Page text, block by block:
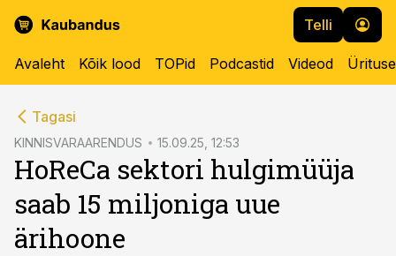
Telli
Avaleht Kõik lood TOPid Podcastid Videod
Tagasi
KINNISVARAARENDUS 15.09.25, 12:53
HoReCa sektori hulgimüüja
saab 15 miljoniga uue
ärihoone